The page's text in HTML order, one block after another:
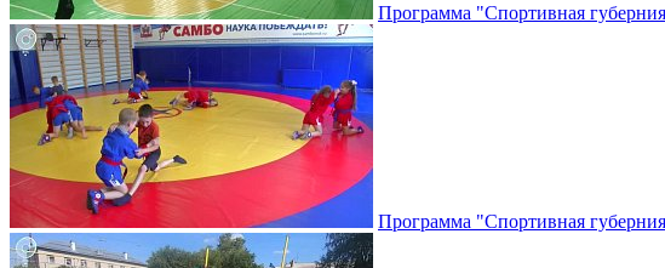
Программа "Спортивная
Программа "Спортивная